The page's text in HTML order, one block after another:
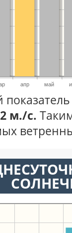
апр май
м./с.